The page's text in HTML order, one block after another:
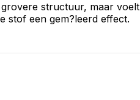
structuur, maar voelt
stof een gem?leerd effect.